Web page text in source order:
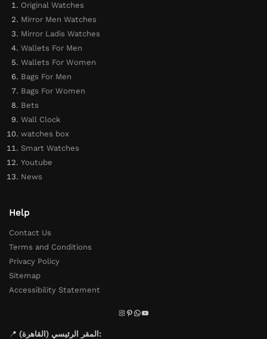
Original Watches
Mirror Men Watches
Mirror Ladis Watches
Wallets For Men
Wallets For Women
Bags For Men
Bags For Women
Bets
Wall Clock
watches box
Smart Watches
Youtube
News
Help
Contact Us
Terms and Conditions
Privacy Policy
Sitemap
Accessibility Statement
📍 المقر الرئيسي (القاهرة):